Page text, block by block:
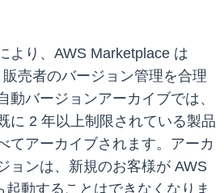
より、AWS Marketplace は
売者のバージョン管理を合理
動バージョンアーカイブでは、
に 2 年以上制限されている製品
てアーカイブされます。アーカ
ョンは、新規のお客様が AWS
起動することはできなくなりま